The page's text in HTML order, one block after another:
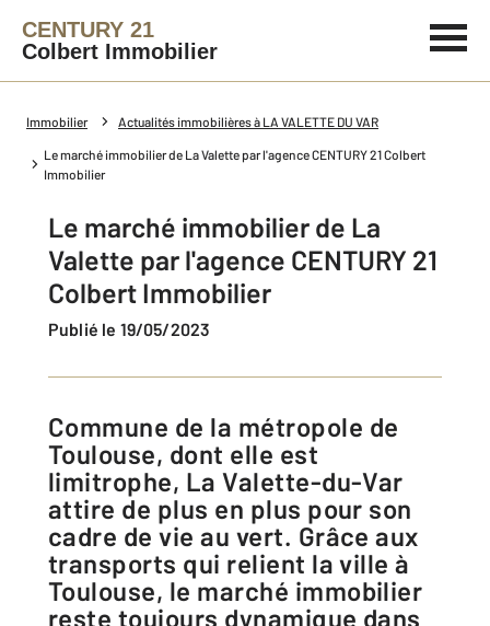
CENTURY 21
Colbert Immobilier
Immobilier Actualités immobilières à LA VALETTE DU VAR
Le marché immobilier de La Valette par l'agence CENTURY 21 Colbert
Immobilier
Le marché immobilier de La
Valette par l'agence CENTURY 21
Colbert Immobilier
Publié le 19/05/2023
Commune de la métropole de
Toulouse, dont elle est
limitrophe, La Valette-du-Var
attire de plus en plus pour son
cadre de vie au vert. Grâce aux
transports qui relient la ville à
Toulouse, le marché immobilier
reste toujours dynamique dans